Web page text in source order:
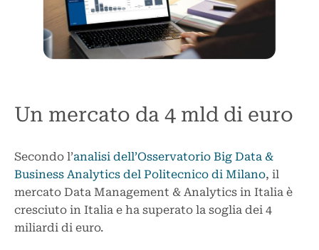
Un mercato da 4 mld di euro
Secondo l’analisi dell’Osservatorio Big Data &
Business Analytics del Politecnico di Milano, il
mercato Data Management & Analytics in Italia è
cresciuto in Italia e ha superato la soglia dei 4
miliardi di euro.